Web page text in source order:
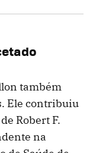
também
Ele contribuiu
Robert F.
na